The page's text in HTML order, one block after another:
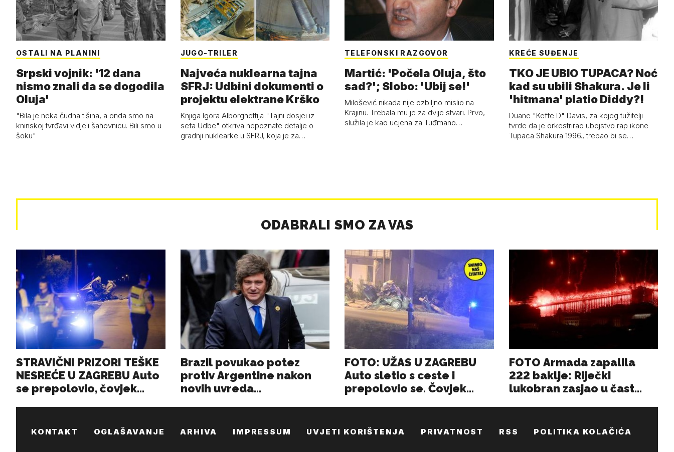
OSTALI NA PLANINI
Srpski vojnik: '12 dana
nismo znali da se dogodila
Oluja'
"Bila je neka čudna tišina, a onda smo na
kninskoj tvrđavi vidjeli šahovnicu. Bili smo u
šoku"
JUGO-TRILER
Najveća nuklearna tajna
SFRJ: Udbini dokumenti o
projektu elektrane Krško
Knjiga Igora Alborghettija "Tajni dosjei iz
sefa Udbe" otkriva nepoznate detalje o
gradnji nuklearke u SFRJ, koja je za…
TELEFONSKI RAZGOVOR
Martić: 'Počela Oluja, što
sad?'; Slobo: 'Ubij se!'
Milošević nikada nije ozbiljno mislio na
Krajinu. Trebala mu je za dvije stvari. Prvo,
služila je kao ucjena za Tuđmano…
KREĆE SUĐENJE
TKO JE UBIO TUPACA? Noć
kad su ubili Shakura. Je li
'hitmana' platio Diddy?!
Duane "Keffe D" Davis, za kojeg tužitelji
tvrde da je orkestrirao ubojstvo rap ikone
Tupaca Shakura 1996., trebao bi se…
KONTAKT OGLAŠAVANJE ARHIVA IMPRESSUM UVJETI KORIŠTENJA PRIVATNOST RSS POLITIKA KOLAČIĆA